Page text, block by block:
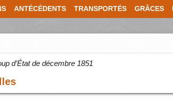
ANTÉCÉDENTS TRANSPORTÉS GRÂCES
d’État de décembre 1851